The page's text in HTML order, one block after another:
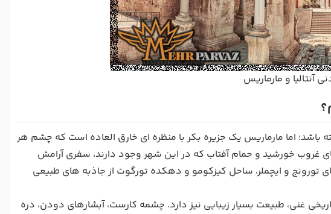
آنتالیا و مارماریس
باشد؛ اما مارماریس یک جزیره بکر با منظره ای خارق العاده است که چشم هر
غروب خورشید و حمام آفتاب که در این شهر وجود دارند، سفری آرامش
تورونج و ایچملر، ساحل کیزکومو و دهکده تورگوت از جاذبه های طبیعی
غنی، طبیعت بسیار زیبایی نیز دارد. چشمه کارست، آبشارهای دودن، دره